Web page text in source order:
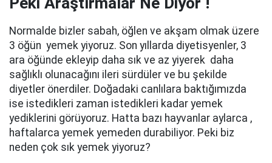
Normalde bizler sabah, öğlen ve akşam olmak üzere
3 öğün yemek yiyoruz. Son yıllarda diyetisyenler, 3
ara öğünde ekleyip daha sık ve az yiyerek daha
sağlıklı olunacağını ileri sürdüler ve bu şekilde
diyetler önerdiler. Doğadaki canlılara baktığımızda
ise istedikleri zaman istedikleri kadar yemek
yediklerini görüyoruz. Hatta bazı hayvanlar aylarca ,
haftalarca yemek yemeden durabiliyor. Peki biz
neden çok sık yemek yiyoruz?